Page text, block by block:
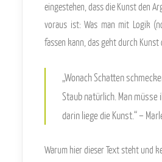
eingestehen, dass die Kunst den
voraus ist: Was man mit Logik
fassen kann, das geht durch Kunst
„Wonach Schatten
Staub natürlich. Man müsse
darin liege die Kunst.“ –
Warum hier dieser Text steht und